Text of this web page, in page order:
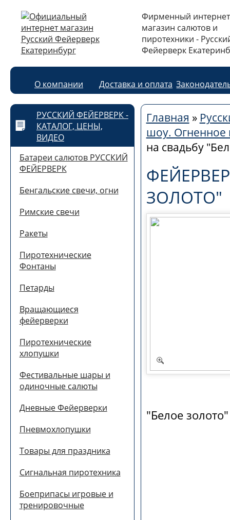
Фирменный интернет
магазин салютов и
пиротехники -
Фейерверк
О компании Доставка и оплата
РУССКИЙ ФЕЙЕРВЕРК -
КАТАЛОГ, ЦЕНЫ,
ВИДЕО
Батареи салютов РУССКИЙ
ФЕЙЕРВЕРК
Бенгальские свечи, огни
Римские свечи
Ракеты
Пиротехнические
Фонтаны
Петарды
Вращающиеся
фейерверки
Пиротехнические
хлопушки
Фестивальные шары и
одиночные салюты
Дневные Фейерверки
Пневмохлопушки
Товары для праздника
Сигнальная пиротехника
Боеприпасы игровые и
тренировочные
Главная »
шоу.
на свадьбу
ЗОЛОТО"
"Белое